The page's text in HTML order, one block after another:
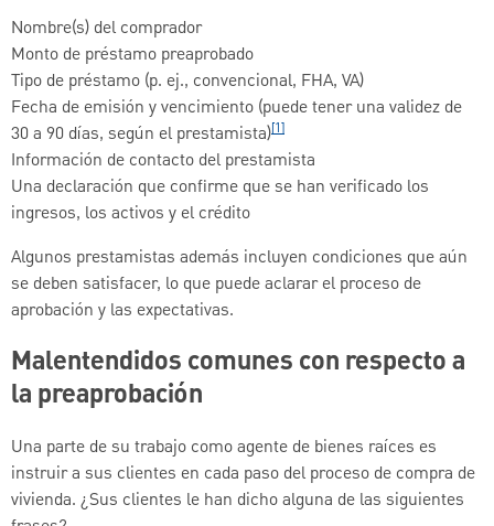
Nombre(s) del comprador
Monto de préstamo preaprobado
Tipo de préstamo (p. ej., convencional, FHA, VA)
Fecha de emisión y vencimiento (puede tener una validez de
30 a 90 días, según el prestamista)[1]
Información de contacto del prestamista
Una declaración que confirme que se han verificado los
ingresos, los activos y el crédito
Algunos prestamistas además incluyen condiciones que aún
se deben satisfacer, lo que puede aclarar el proceso de
aprobación y las expectativas.
Malentendidos comunes con respecto a
la preaprobación
Una parte de su trabajo como agente de bienes raíces es
instruir a sus clientes en cada paso del proceso de compra de
vivienda. ¿Sus clientes le han dicho alguna de las siguientes